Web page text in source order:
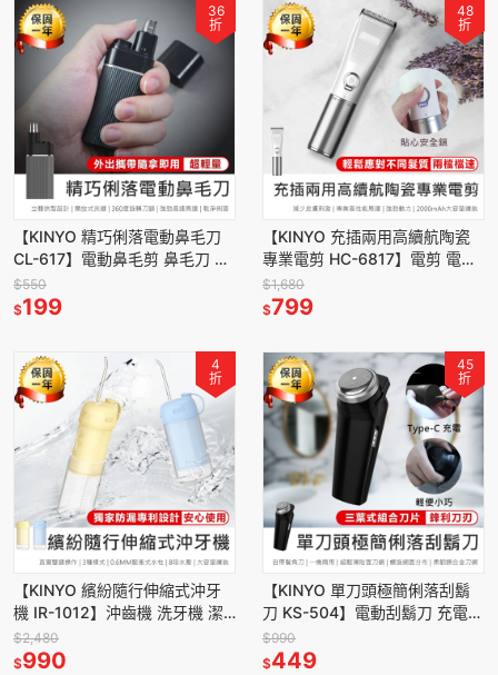
36
折
【KINYO 精巧俐落電動鼻毛刀
CL-617】電動鼻毛剪 鼻毛刀 鼻
毛修剪器 鼻毛剪 鼻毛機 電動鼻
毛機
$550
$199
48
折
【KINYO 充插兩用高續航陶瓷
專業電剪 HC-6817】電剪 電推
理髮器 電動理髮器 電動剪髮器
電動剃刀 剪髮器
$1,680
$799
4
折
【KINYO 繽紛隨行伸縮式沖牙
機 IR-1012】沖齒機 洗牙機 潔
牙機 隨行沖牙機 伸縮沖牙機 脈
衝洗牙器
$2,480
$990
45
折
【KINYO 單刀頭極簡俐落刮鬍
刀 KS-504】電動刮鬍刀 充電刮
鬍刀 刮鬍刀 單刀頭刮鬍刀 無線
刮鬍刀 自帶鬢角刀
$990
$449